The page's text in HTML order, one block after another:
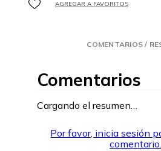
COMENTARIOS /
Comentarios
Cargando el resumen…
Por favor, inicia sesión
comentario.